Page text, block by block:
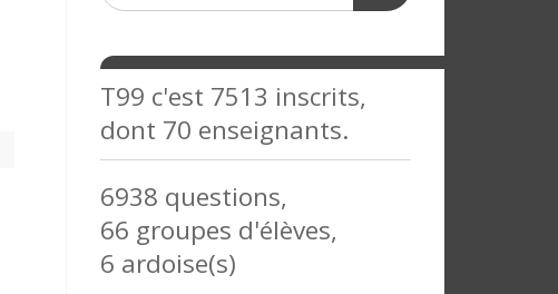
T99 c'est 7513 inscrits,
dont 70 enseignants.
6938 questions,
66 groupes d'élèves,
6 ardoise(s)